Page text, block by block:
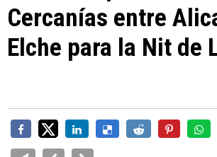
Cercanías entre
Elche para la Nit de